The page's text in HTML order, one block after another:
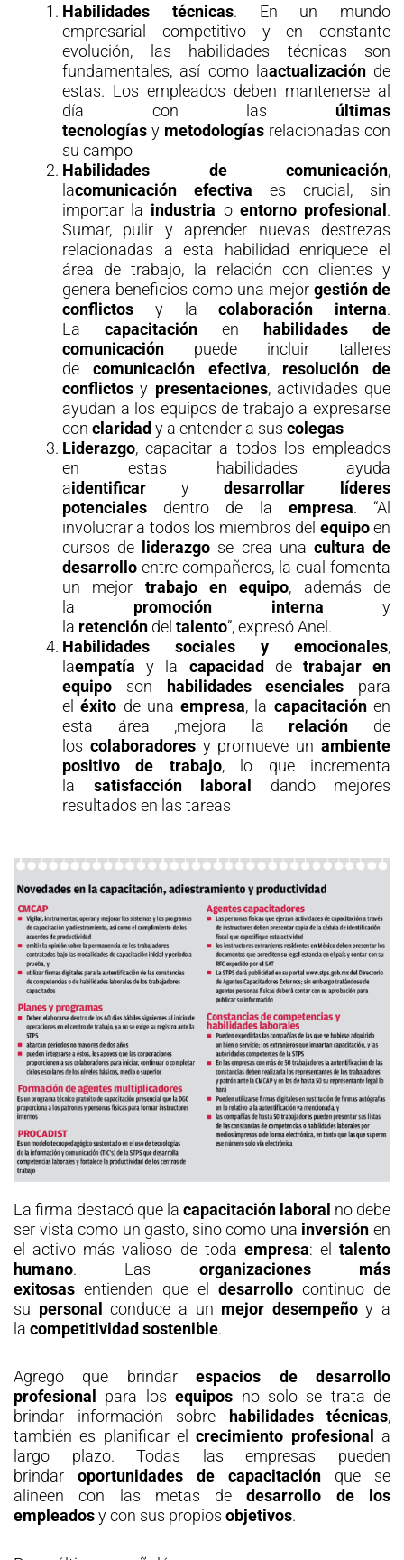
Habilidades técnicas. En un mundo
empresarial competitivo y en constante
evolución, las habilidades técnicas son
fundamentales, así como laactualización de
estas. Los empleados deben mantenerse al
día con las últimas
tecnologías y metodologías relacionadas con
su campo
Habilidades de comunicación,
lacomunicación efectiva es crucial, sin
importar la industria o entorno profesional .
Sumar, pulir y aprender nuevas destrezas
relacionadas a esta habilidad enriquece el
área de trabajo, la relación con clientes y
genera beneficios como una mejor gestión de
conflictos y lacolaboración interna.
La capacitación en
habilidades de
comunicación puede incluir talleres
de comunicación efectiva, resolución de
conflictosy presentaciones, actividades que
ayudan a los equipos de trabajo a expresarse
con claridad y a entender a sus colegas
Liderazgo, capacitar a todos los empleados
en estas habilidades ayuda
aidentificar ydesarrollar líderes
potenciales dentro de la empresa. “Al
involucrar a todos los miembros del equipoen
cursos de
liderazgo se crea una cultura de
desarrollo entre compañeros, la cual fomenta
un mejor trabajo en equipo, además de
la promoción internay
la retención del talento”, expresó Anel.
Habilidades sociales y emocionales,
laempatíay la capacidad de trabajar en
equipo son habilidades esenciales para
eléxito de unaempresa, la capacitaciónen
esta área ,mejora la relación de
los colaboradores y promueve unambiente
positivo de trabajo, lo que incrementa
la satisfacción laboral dando mejores
resultados en las tareas
La firma destacó que la capacitación laboral no debe
ser vista como un gasto, sino como una inversiónen
el activo más valioso de toda empresa: el talento
humano. Las organizaciones más
exitosas entienden que el desarrollo continuo de
su personalconduce a un mejor desempeñoy a
la competitividad sostenible.
Agregó que brindarespacios
de desarrollo
profesional para losequipos no solo se trata de
brindar información sobre
habilidades técnicas,
también es planificar elcrecimiento profesional a
largo plazo. Todas las empresas pueden
brindar oportunidades de capacitación que se
alineen con las metas dedesarrollo de los
empleadosy con sus propios objetivos.